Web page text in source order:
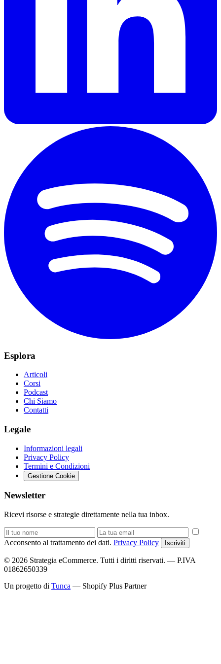
Esplora
Articoli
Corsi
Podcast
Chi Siamo
Contatti
Legale
Informazioni legali
Privacy Policy
Termini e Condizioni
Gestione Cookie
Newsletter
Ricevi risorse e strategie direttamente nella tua inbox.
Acconsento al trattamento dei dati. Privacy Policy Iscriviti
© 2026 Strategia eCommerce. Tutti i diritti riservati. — P.IVA
01862650339
Un progetto di Tunca — Shopify Plus Partner